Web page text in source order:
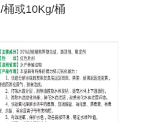
桶或10Kg/桶